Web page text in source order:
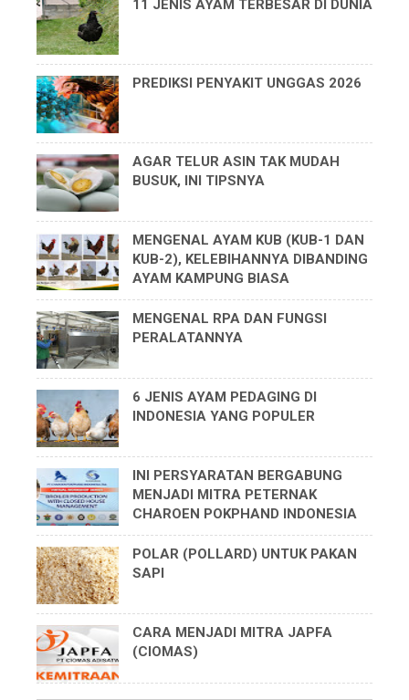
11 JENIS AYAM TERBESAR DI DUNIA
PREDIKSI PENYAKIT UNGGAS 2026
AGAR TELUR ASIN TAK MUDAH
BUSUK, INI TIPSNYA
MENGENAL AYAM KUB (KUB-1 DAN
KUB-2), KELEBIHANNYA DIBANDING
AYAM KAMPUNG BIASA
MENGENAL RPA DAN FUNGSI
PERALATANNYA
6 JENIS AYAM PEDAGING DI
INDONESIA YANG POPULER
INI PERSYARATAN BERGABUNG
MENJADI MITRA PETERNAK
CHAROEN POKPHAND INDONESIA
POLAR (POLLARD) UNTUK PAKAN
SAPI
CARA MENJADI MITRA JAPFA
(CIOMAS)